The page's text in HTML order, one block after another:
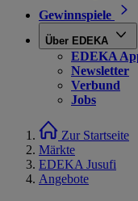
Gewinnspiele
Über EDEKA
EDEKA
Newsletter
Verbund
Jobs
Zur Startseite
Märkte
EDEKA Jusufi
Angebote